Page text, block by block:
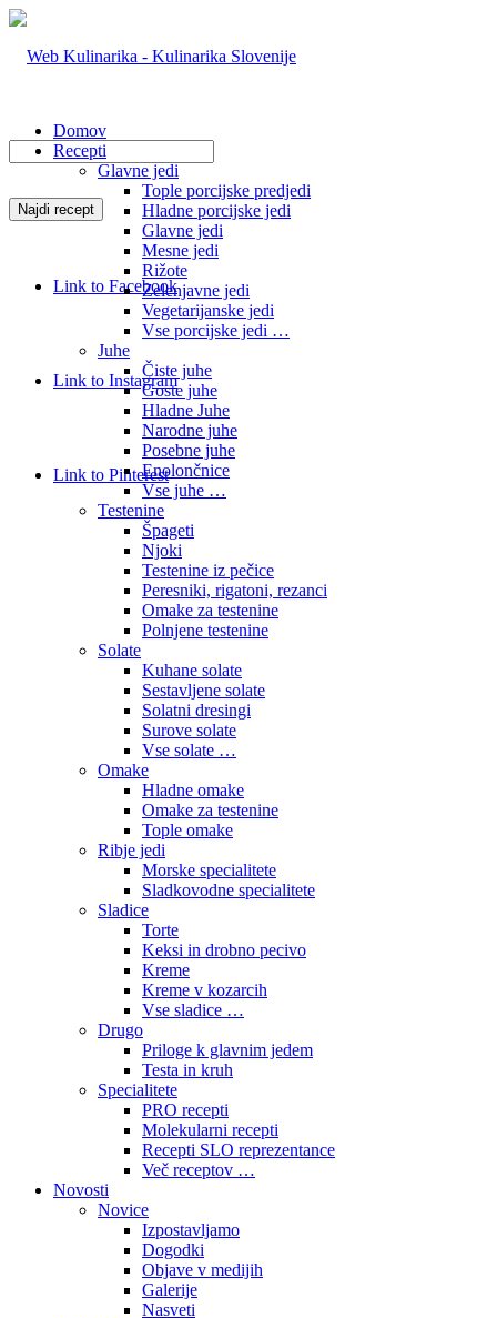
Link to Facebook
Link to Instagram
Link to Pinterest
Domov
Recepti
Glavne jedi
Tople porcijske predjedi
Hladne porcijske jedi
Glavne jedi
Mesne jedi
Rižote
Zelenjavne jedi
Vegetarijanske jedi
Vse porcijske jedi …
Juhe
Čiste juhe
Goste juhe
Hladne Juhe
Narodne juhe
Posebne juhe
Enolončnice
Vse juhe …
Testenine
Špageti
Njoki
Testenine iz pečice
Peresniki, rigatoni, rezanci
Omake za testenine
Polnjene testenine
Solate
Kuhane solate
Sestavljene solate
Solatni dresingi
Surove solate
Vse solate …
Omake
Hladne omake
Omake za testenine
Tople omake
Ribje jedi
Morske specialitete
Sladkovodne specialitete
Sladice
Torte
Keksi in drobno pecivo
Kreme
Kreme v kozarcih
Vse sladice …
Drugo
Priloge k glavnim jedem
Testa in kruh
Specialitete
PRO recepti
Molekularni recepti
Recepti SLO reprezentance
Več receptov …
Novosti
Novice
Izpostavljamo
Dogodki
Objave v medijih
Galerije
Nasveti